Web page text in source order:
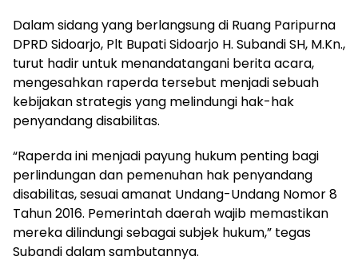
Dalam sidang yang berlangsung di Ruang Paripurna
DPRD Sidoarjo, Plt Bupati Sidoarjo H. Subandi SH, M.Kn.,
turut hadir untuk menandatangani berita acara,
mengesahkan raperda tersebut menjadi sebuah
kebijakan strategis yang melindungi hak-hak
penyandang disabilitas.
“Raperda ini menjadi payung hukum penting bagi
perlindungan dan pemenuhan hak penyandang
disabilitas, sesuai amanat Undang-Undang Nomor 8
Tahun 2016. Pemerintah daerah wajib memastikan
mereka dilindungi sebagai subjek hukum,” tegas
Subandi dalam sambutannya.